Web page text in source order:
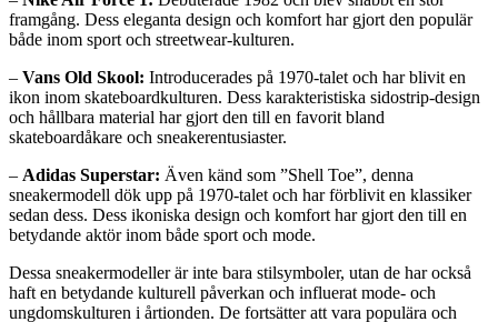
framgång. Dess eleganta design och komfort har gjort den populär
både inom sport och streetwear-kulturen.
– Vans Old Skool: Introducerades på 1970-talet och har blivit en
ikon inom skateboardkulturen. Dess karakteristiska sidostrip-design
och hållbara material har gjort den till en favorit bland
skateboardåkare och sneakerentusiaster.
– Adidas Superstar: Även känd som ”Shell Toe”, denna
sneakermodell dök upp på 1970-talet och har förblivit en klassiker
sedan dess. Dess ikoniska design och komfort har gjort den till en
betydande aktör inom både sport och mode.
Dessa sneakermodeller är inte bara stilsymboler, utan de har också
haft en betydande kulturell påverkan och influerat mode- och
ungdomskulturen i årtionden. De fortsätter att vara populära och